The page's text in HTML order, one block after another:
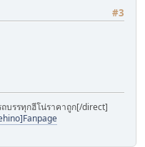
#3
บรรทุกฮีโน่ราคาถูก[/direct]